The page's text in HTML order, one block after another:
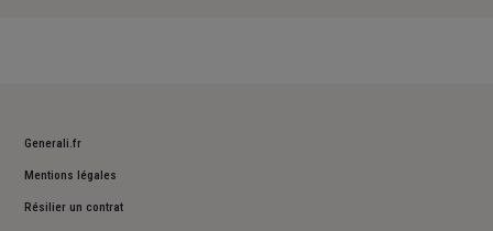
Generali.fr
Mentions légales
Résilier un contrat